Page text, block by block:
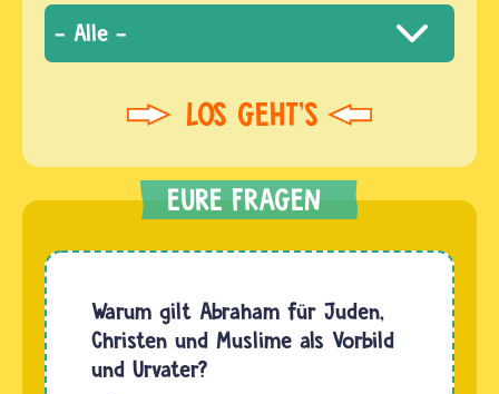
Warum gilt Abraham für Juden,
Christen und Muslime als Vorbild
und Urvater?